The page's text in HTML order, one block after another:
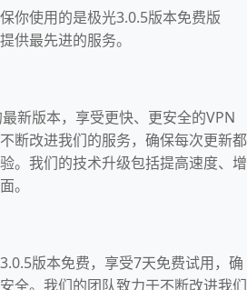
你使用的是极光3.0.5版本免费版
供最先进的服务。
新版本，享受更快、更安全的VPN
断改进我们的服务，确保每次更新都
。我们的技术升级包括提高速度、增
。
版本免费，享受7天免费试用，确
全。我们的团队致力于不断改进我们